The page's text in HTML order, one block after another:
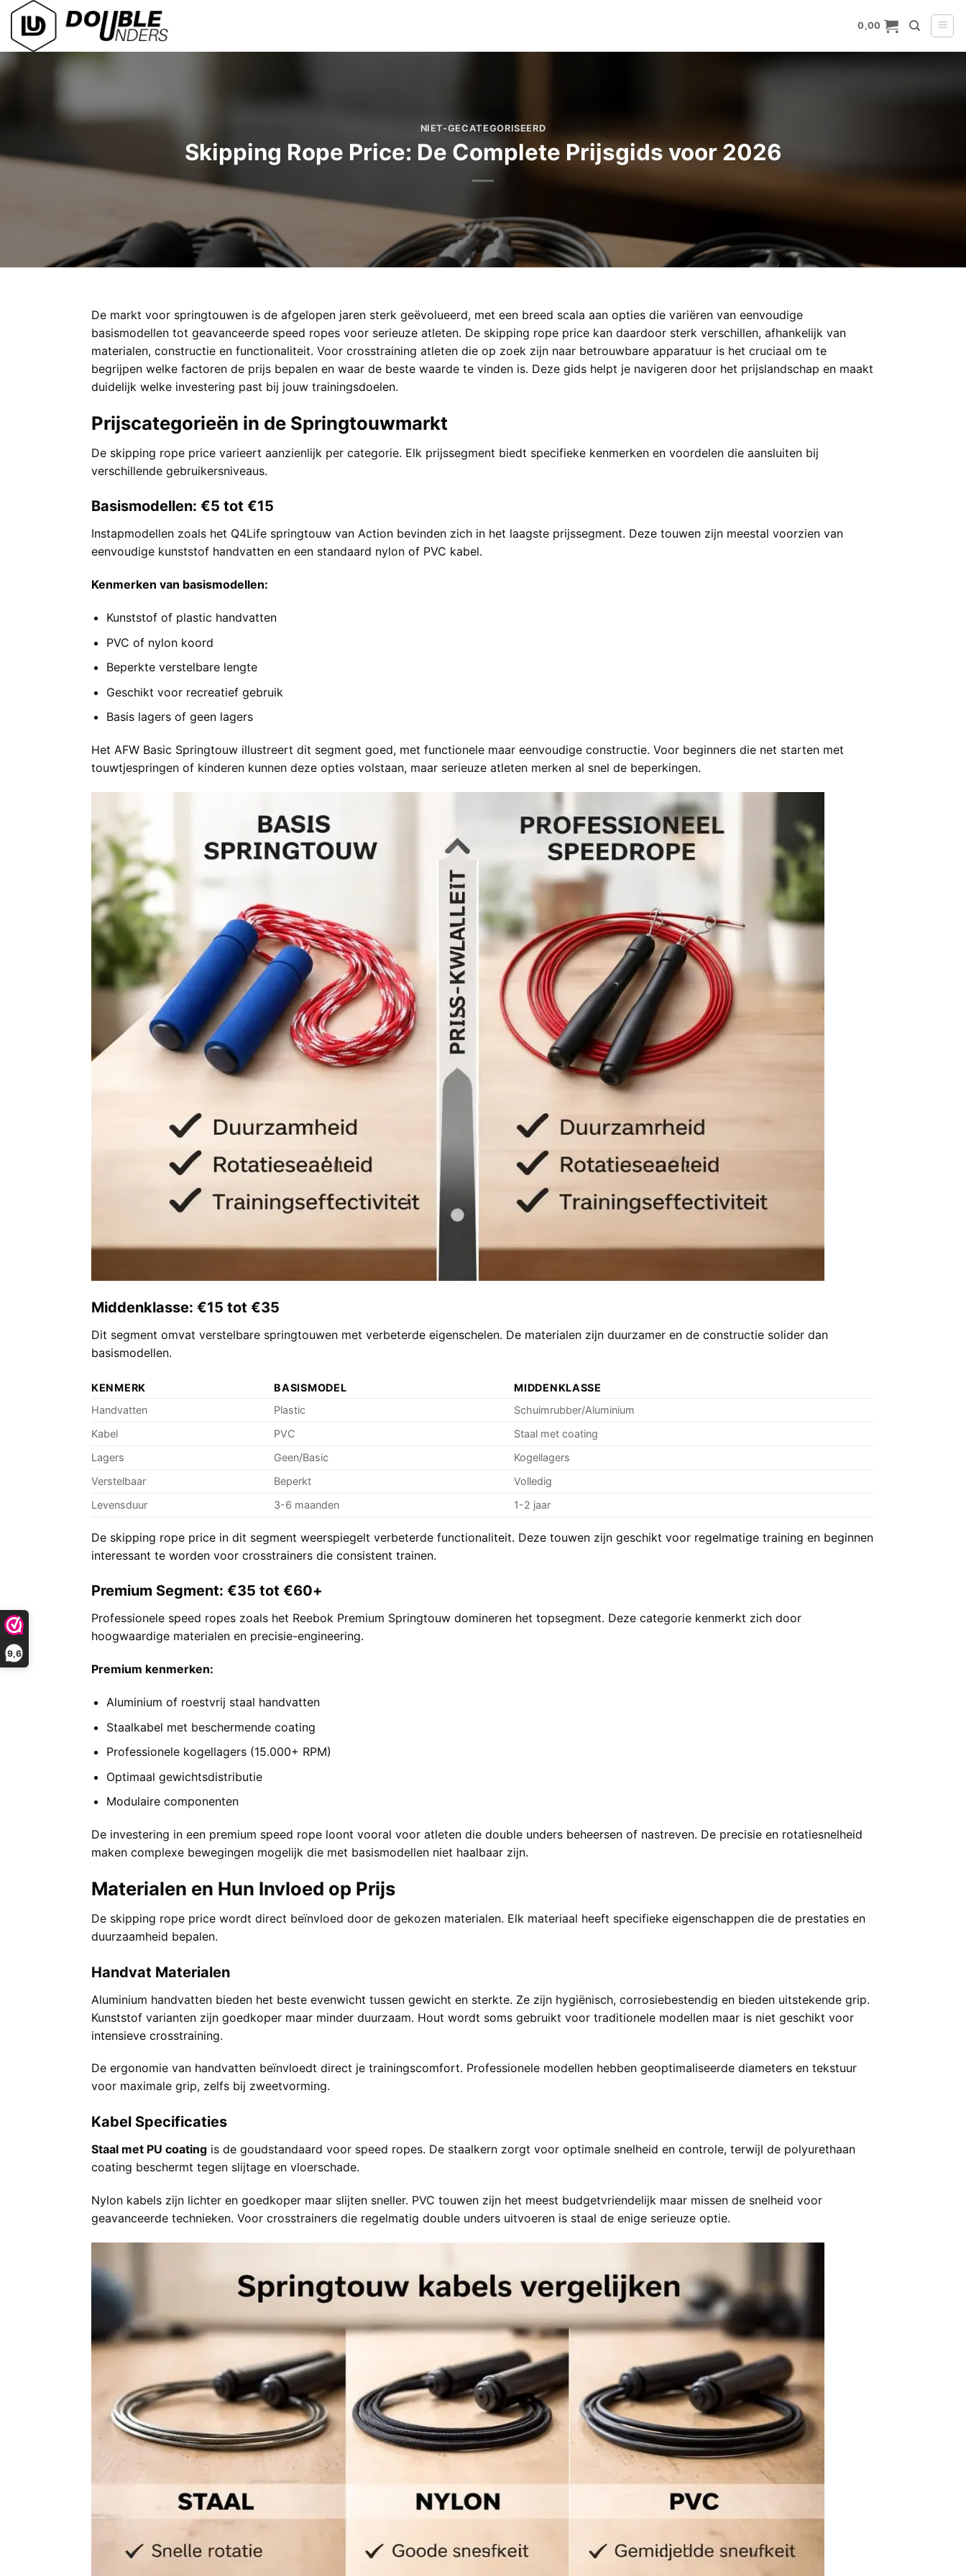
9,6
Ga
inhoud
0,00
NIET-GECATEGORISEERD
Skipping Rope Price: De Complete Prijsgids voor 2026
De markt voor springtouwen is de afgelopen jaren sterk geëvolueerd, met een breed scala aan opties die variëren van eenvoudige
basismodellen tot geavanceerde speed ropes voor serieuze atleten. De skipping rope price kan daardoor sterk verschillen, afhankelijk van
materialen, constructie en functionaliteit. Voor crosstraining atleten die op zoek zijn naar betrouwbare apparatuur is het cruciaal om te
begrijpen welke factoren de prijs bepalen en waar de beste waarde te vinden is. Deze gids helpt je navigeren door het prijslandschap en maakt
duidelijk welke investering past bij jouw trainingsdoelen.
Prijscategorieën in de Springtouwmarkt
De skipping rope price varieert aanzienlijk per categorie. Elk prijssegment biedt specifieke kenmerken en voordelen die aansluiten bij
verschillende gebruikersniveaus.
Basismodellen: €5 tot €15
Instapmodellen zoals het Q4Life springtouw van Action bevinden zich in het laagste prijssegment. Deze touwen zijn meestal voorzien van
eenvoudige kunststof handvatten en een standaard nylon of PVC kabel.
Kenmerken van basismodellen:
Kunststof of plastic handvatten
PVC of nylon koord
Beperkte verstelbare lengte
Geschikt voor recreatief gebruik
Basis lagers of geen lagers
Het AFW Basic Springtouw illustreert dit segment goed, met functionele maar eenvoudige constructie. Voor beginners die net starten met
touwtjespringen of kinderen kunnen deze opties volstaan, maar serieuze atleten merken al snel de beperkingen.
Middenklasse: €15 tot €35
Dit segment omvat verstelbare springtouwen met verbeterde eigenschelen. De materialen zijn duurzamer en de constructie solider dan
basismodellen.
KENMERK BASISMODEL
MIDDENKLASSE
Handvatten
Plastic
Schuimrubber/Aluminium
Kabel
PVC
Staal met coating
Lagers
Geen/Basic
Kogellagers
Verstelbaar
Beperkt
Volledig
Levensduur
3-6 maanden 1-2 jaar
De skipping rope price in dit segment weerspiegelt verbeterde functionaliteit. Deze touwen zijn geschikt voor regelmatige training en beginnen
interessant te worden voor crosstrainers die consistent trainen.
Premium Segment: €35 tot €60+
Professionele speed ropes zoals het Reebok Premium Springtouw domineren het topsegment. Deze categorie kenmerkt zich door
hoogwaardige materialen en precisie-engineering.
Premium kenmerken:
Aluminium of roestvrij staal handvatten
Staalkabel met beschermende coating
Professionele kogellagers (15.000+ RPM)
Optimaal gewichtsdistributie
Modulaire componenten
De investering in een premium speed rope loont vooral voor atleten die double unders beheersen of nastreven. De precisie en rotatiesnelheid
maken complexe bewegingen mogelijk die met basismodellen niet haalbaar zijn.
Materialen en Hun Invloed op Prijs
De skipping rope price wordt direct beïnvloed door de gekozen materialen. Elk materiaal heeft specifieke eigenschappen die de prestaties en
duurzaamheid bepalen.
Handvat Materialen
Aluminium handvatten bieden het beste evenwicht tussen gewicht en sterkte. Ze zijn hygiënisch, corrosiebestendig en bieden uitstekende grip.
Kunststof varianten zijn goedkoper maar minder duurzaam. Hout wordt soms gebruikt voor traditionele modellen maar is niet geschikt voor
intensieve crosstraining.
De ergonomie van handvatten beïnvloedt direct je trainingscomfort. Professionele modellen hebben geoptimaliseerde diameters en tekstuur
voor maximale grip, zelfs bij zweetvorming.
Kabel Specificaties
Staal met PU coating is de goudstandaard voor speed ropes. De staalkern zorgt voor optimale snelheid en controle, terwijl de polyurethaan
coating beschermt tegen slijtage en vloerschade.
Nylon kabels zijn lichter en goedkoper maar slijten sneller. PVC touwen zijn het meest budgetvriendelijk maar missen de snelheid voor
geavanceerde technieken. Voor crosstrainers die regelmatig double unders uitvoeren is staal de enige serieuze optie.